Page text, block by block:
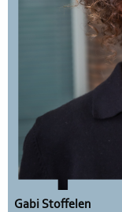
Gabi Stoffelen